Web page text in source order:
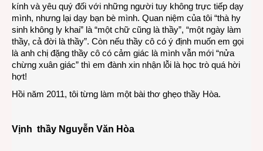
kính và yêu quý đối với những người tuy không trực tiếp dạy
mình, nhưng lại dạy bạn bè mình. Quan niệm của tôi “thà hy
sinh không ly khai” là “một chữ cũng là thầy”, “một ngày làm
thầy, cả đời là thầy”. Còn nếu thầy cô có ý định muốn em gọi
là anh chị đặng thầy cô có cảm giác là mình vẫn mới “nửa
chừng xuân giác” thì em đành xin nhận lỗi là học trò quá hời
hợt!
Hồi năm 2011, tôi từng làm một bài thơ ghẹo thầy Hòa.
Vịnh thầy Nguyễn Văn Hòa